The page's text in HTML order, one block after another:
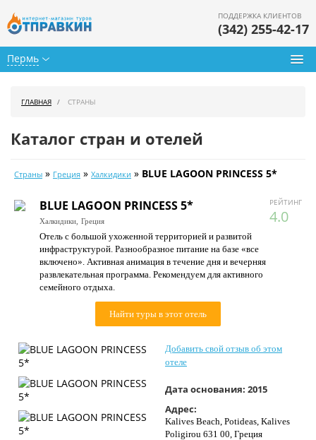
Пермь
ПОДДЕРЖКА КЛИЕНТОВ
(342) 255-42-17
Календарь туров
Цены дня
Страны
Как купить
ГЛАВНАЯ СТРАНЫ
Каталог стран и отелей
Страны » Греция » Халкидики » BLUE LAGOON PRINCESS 5*
РЕЙТИНГ
4.0
BLUE LAGOON PRINCESS 5*
Халкидики, Греция
Отель с большой ухоженной территорией и развитой
инфраструктурой. Разнообразное питание на базе «все
включено». Активная анимация в течение дня и вечерняя
развлекательная программа. Рекомендуем для активного
семейного отдыха.
Найти туры в этот отель
Добавить свой отзыв об этом
отеле
Дата основания: 2015
Адрес:
Kalives Beach, Potideas, Kalives
Poligirou 631 00, Греция